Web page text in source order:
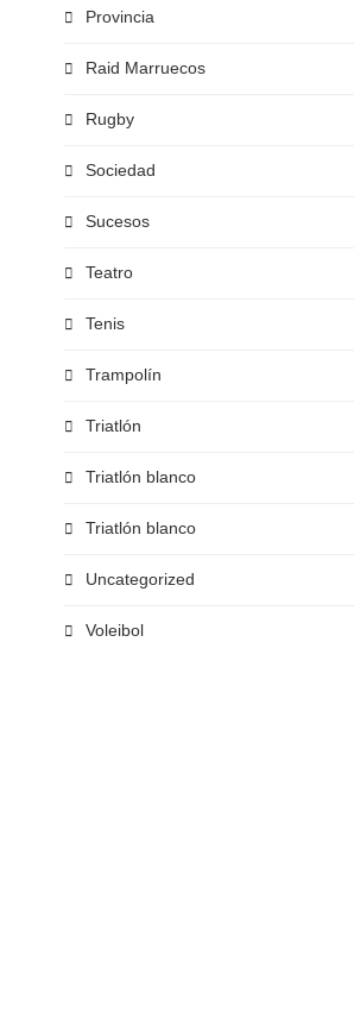
Provincia
Raid Marruecos
Rugby
Sociedad
Sucesos
Teatro
Tenis
Trampolín
Triatlón
Triatlón blanco
Triatlón blanco
Uncategorized
Voleibol